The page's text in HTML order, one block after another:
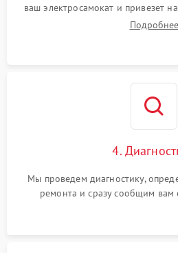
ваш электросамокат и привезет
Подробнее
4.
Мы проведем диагностику,
ремонта и сразу сообщим вам